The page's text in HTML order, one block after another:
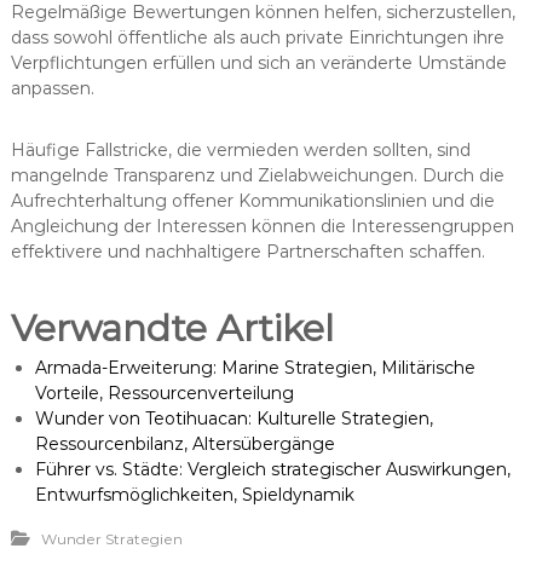
Regelmäßige Bewertungen können helfen, sicherzustellen,
dass sowohl öffentliche als auch private Einrichtungen ihre
Verpflichtungen erfüllen und sich an veränderte Umstände
anpassen.
Häufige Fallstricke, die vermieden werden sollten, sind
mangelnde Transparenz und Zielabweichungen. Durch die
Aufrechterhaltung offener Kommunikationslinien und die
Angleichung der Interessen können die Interessengruppen
effektivere und nachhaltigere Partnerschaften schaffen.
Verwandte Artikel
Armada-Erweiterung: Marine Strategien, Militärische
Vorteile, Ressourcenverteilung
Wunder von Teotihuacan: Kulturelle Strategien,
Ressourcenbilanz, Altersübergänge
Führer vs. Städte: Vergleich strategischer Auswirkungen,
Entwurfsmöglichkeiten, Spieldynamik
Wunder Strategien